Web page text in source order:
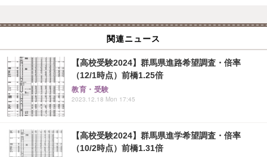
関連ニュース
【高校受験2024】群馬県進路希望調査・倍率
（12/1時点）前橋1.25倍
教育・受験
2023.12.18 Mon 17:45
【高校受験2024】群馬県進学希望調査・倍率
（10/2時点）前橋1.31倍